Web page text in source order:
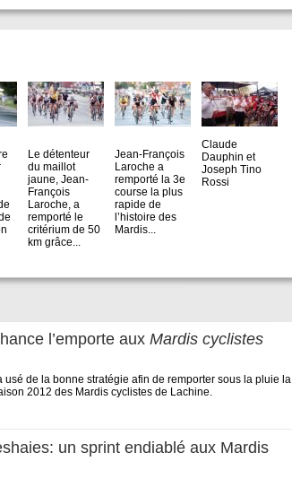
Le détenteur
du maillot
jaune, Jean-
François
Laroche, a
remporté le
critérium de 50
km grâce...
Jean-François
Laroche a
remporté la 3e
course la plus
rapide de
l’histoire des
Mardis...
Claude
Dauphin et
Joseph Tino
Rossi
l’emporte aux Mardis cyclistes
usé de la bonne stratégie afin de remporter sous la pluie la
2012 des Mardis cyclistes de Lachine.
un sprint endiablé aux Mardis